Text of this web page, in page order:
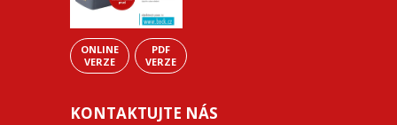
ONLINE
VERZE
PDF
VERZE
KONTAKTUJTE NÁS